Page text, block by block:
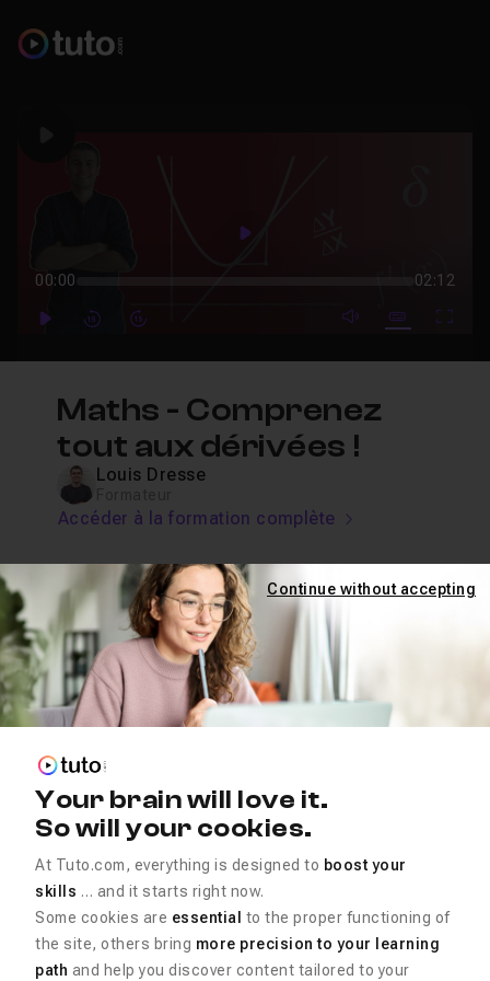
Play
00:00 02:12
PlayForwardForward mute video
Subtitles
Maths - Comprenez
tout aux dérivées !
Louis Dresse
Accéder à la formation complète